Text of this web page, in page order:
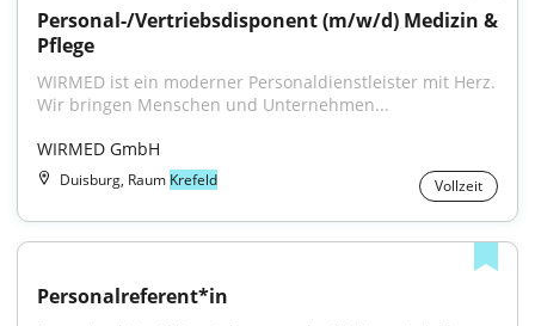
Personal-/Vertriebsdisponent (m/w/d) Medizin &
Pflege
WIRMED ist ein moderner Personaldienstleister mit Herz.
Wir bringen Menschen und Unternehmen...
WIRMED GmbH
Duisburg, Raum Krefeld Vollzeit
Personalreferent*in